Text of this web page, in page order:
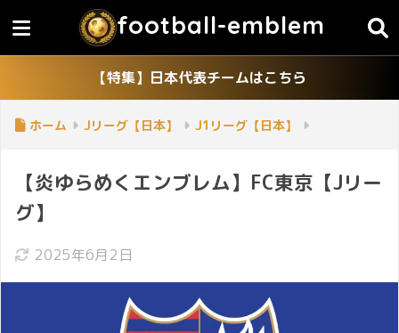
football-emblem
【特集】日本代表チームはこちら
ホーム Jリーグ【日本】 J1リーグ【日本】
【炎ゆらめくエンブレム】FC東京【Jリー
グ】
2025年6月2日